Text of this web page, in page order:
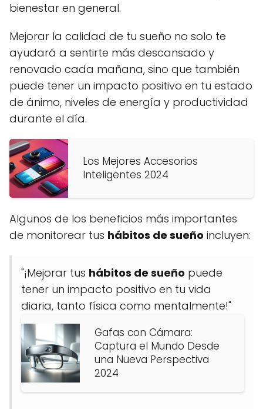
bienestar en general.
Mejorar la calidad de tu sueño no solo te
ayudará a sentirte más descansado y
renovado cada mañana, sino que también
puede tener un impacto positivo en tu estado
de ánimo, niveles de energía y productividad
durante el día.
Los Mejores Accesorios
Inteligentes 2024
Algunos de los beneficios más importantes
de monitorear tus hábitos de sueño incluyen:
"¡Mejorar tus hábitos de sueño puede
tener un impacto positivo en tu vida
diaria, tanto física como mentalmente!"
Gafas con Cámara:
Captura el Mundo Desde
una Nueva Perspectiva
2024